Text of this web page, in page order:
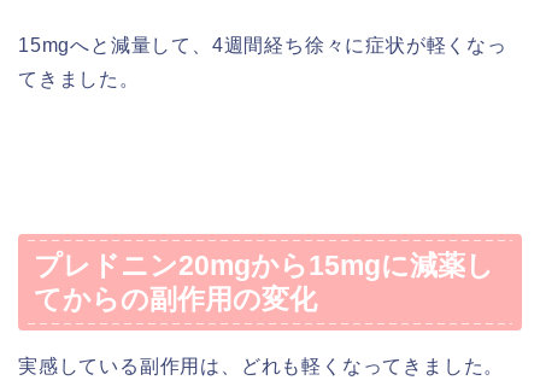
15mgへと減量して、4週間経ち徐々に症状が軽くなっ
てきました。
プレドニン20mgから15mgに減薬し
てからの副作用の変化
実感している副作用は、どれも軽くなってきました。